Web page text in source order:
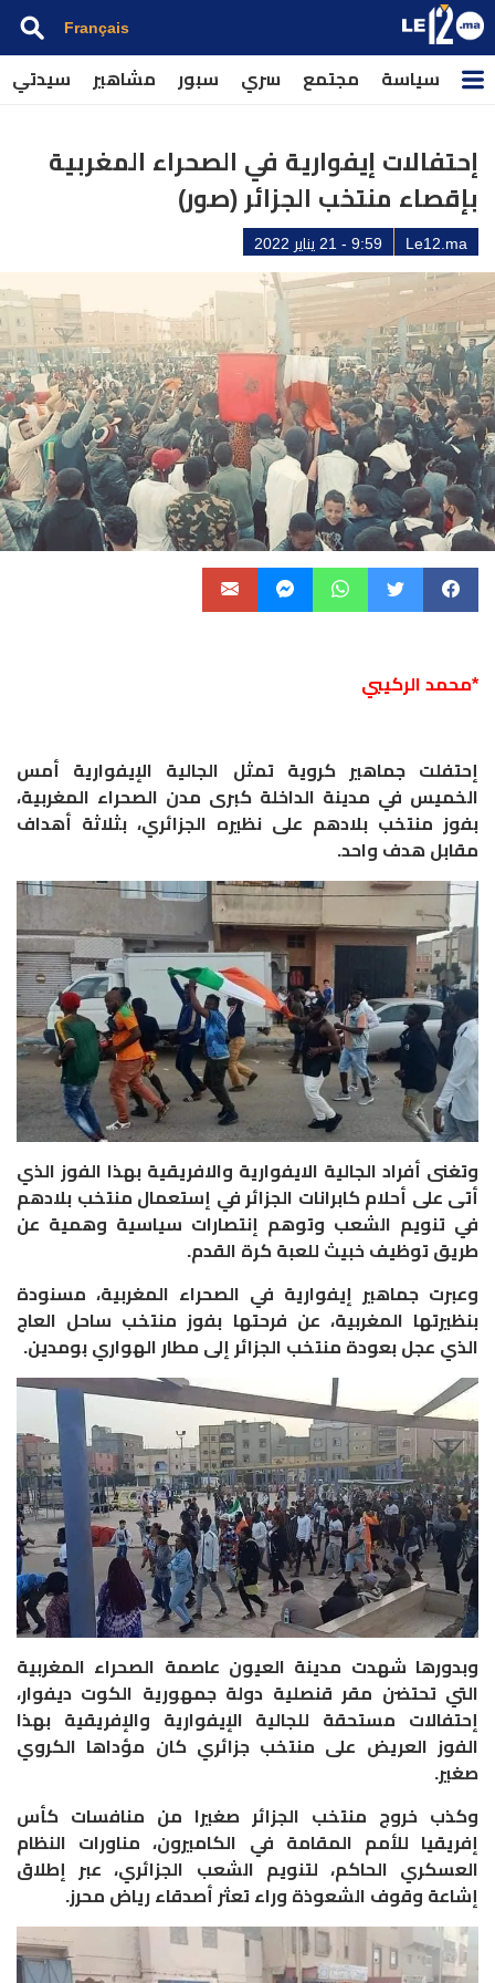
Français
سياسة مجتمع سري سبور مشاهير سيدتي
إحتفالات إيفوارية في الصحراء المغربية
بإقصاء منتخب الجزائر (صور)
Le12.ma 9:59 - 21 يناير 2022
*محمد الركيبي
إحتفلت جماهير كروية تمثل الجالية الإيفوارية أمس
الخميس في مدينة الداخلة كبرى مدن الصحراء المغربية،
بفوز منتخب بلادهم على نظيره الجزائري، بثلاثة أهداف
مقابل هدف واحد.
وتغنى أفراد الجالية الايفوارية والافريقية بهذا الفوز الذي
أتى على أحلام كابرانات الجزائر في إستعمال منتخب بلادهم
في تنويم الشعب وتوهم إنتصارات سياسية وهمية عن
طريق توظيف خبيث للعبة كرة القدم.
وعبرت جماهير إيفوارية في الصحراء المغربية، مسنودة
بنظيرتها المغربية، عن فرحتها بفوز منتخب ساحل العاج
الذي عجل بعودة منتخب الجزائر إلى مطار الهواري بومدين.
وبدورها شهدت مدينة العيون عاصمة الصحراء المغربية
التي تحتضن مقر قنصلية دولة جمهورية الكوت ديفوار،
إحتفالات مستحقة للجالية الإيفوارية والإفريقية بهذا
الفوز العريض على منتخب جزائري كان مؤداها الكروي
صغير.
وكذب خروج منتخب الجزائر صغيرا من منافسات كأس
إفريقيا للأمم المقامة في الكاميرون، مناورات النظام
العسكري الحاكم، لتنويم الشعب الجزائري، عبر إطلاق
إشاعة وقوف الشعوذة وراء تعثر أصدقاء رياض محرز.